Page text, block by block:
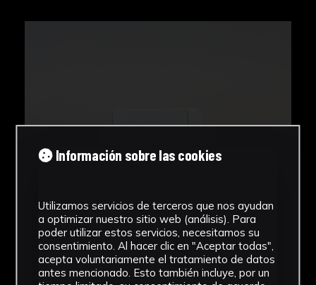
Información sobre las cookies
Utilizamos servicios de terceros que nos ayudan
a optimizar nuestro sitio web (análisis). Para
poder utilizar estos servicios, necesitamos su
consentimiento. Al hacer clic en "Aceptar todas",
acepta voluntariamente el tratamiento de datos
antes mencionado. Esto también incluye, por un